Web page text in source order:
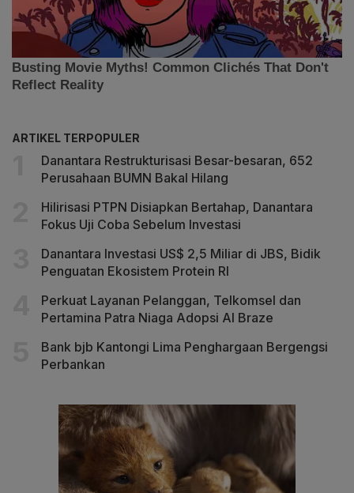
ARTIKEL TERPOPULER
Danantara Restrukturisasi Besar-besaran, 652
Perusahaan BUMN Bakal Hilang
Hilirisasi PTPN Disiapkan Bertahap, Danantara
Fokus Uji Coba Sebelum Investasi
Danantara Investasi US$ 2,5 Miliar di JBS, Bidik
Penguatan Ekosistem Protein RI
Perkuat Layanan Pelanggan, Telkomsel dan
Pertamina Patra Niaga Adopsi AI Braze
Bank bjb Kantongi Lima Penghargaan Bergengsi
Perbankan